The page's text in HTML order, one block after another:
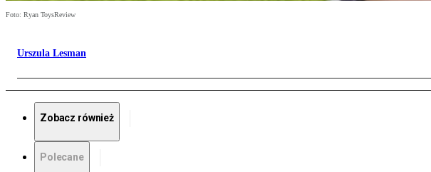
Foto: Ryan ToysReview
Urszula Lesman
Zobacz również
Polecane